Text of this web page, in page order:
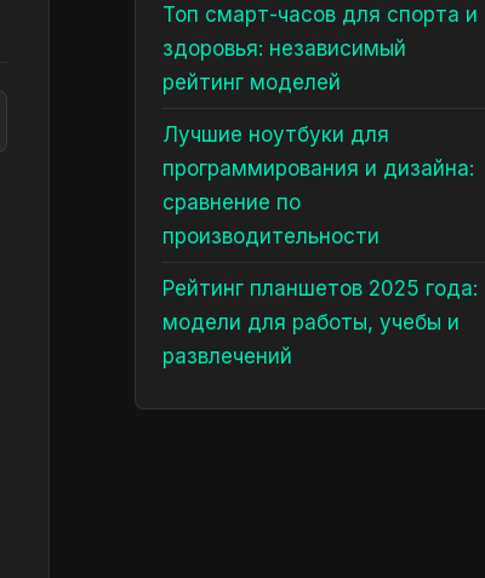
Топ смарт-часов для спорта и
здоровья: независимый
рейтинг моделей
Лучшие ноутбуки для
программирования и дизайна:
сравнение по
производительности
Рейтинг планшетов 2025 года:
модели для работы, учебы и
развлечений